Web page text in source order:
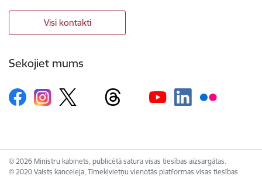
Visi kontakti
Sekojiet mums
© 2026 Ministru kabinets, publicētā satura visas tiesības aizsargātas.
© 2020 Valsts kanceleja, Tīmekļvietņu vienotās platformas visas tiesības